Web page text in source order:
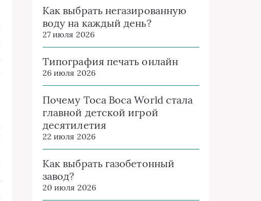
Как выбрать негазированную
воду на каждый день?
27 июля 2026
Типография печать онлайн
26 июля 2026
Почему Toca Boca World стала
главной детской игрой
десятилетия
22 июля 2026
Как выбрать газобетонный
завод?
20 июля 2026